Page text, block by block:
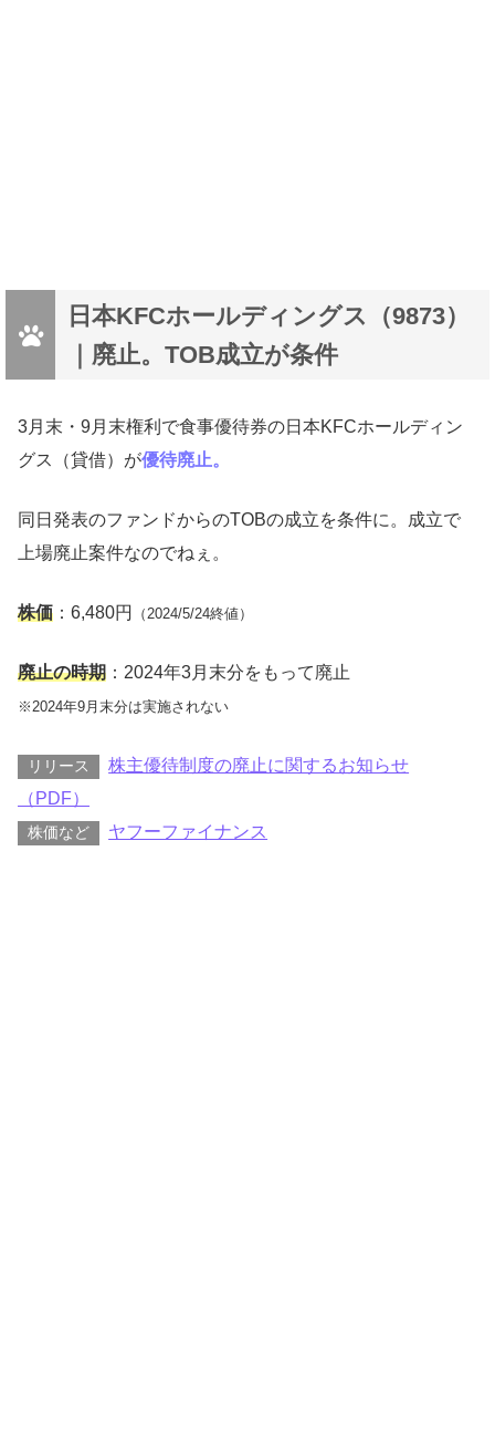
日本KFCホールディングス（9873）
｜廃止。TOB成立が条件
3月末・9月末権利で食事優待券の日本KFCホールディン
グス（貸借）が優待廃止。
同日発表のファンドからのTOBの成立を条件に。成立で
上場廃止案件なのでねぇ。
株価 ：6,480円 （2024/5/24終値）
廃止の時期 ：2024年3月末分をもって廃止
※2024年9月末分は実施されない
リリース
株主優待制度の廃止に関するお知らせ
（PDF）
株価など ヤフーファイナンス